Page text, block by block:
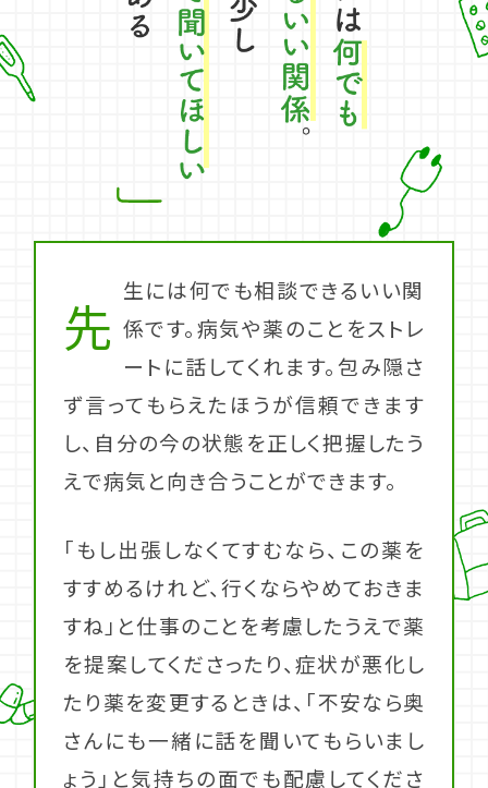
先
生には何でも相談できるいい関
係です。病気や薬のことをストレ
ートに話してくれます。包み隠さ
ず言ってもらえたほうが信頼できます
し、自分の今の状態を正しく把握したう
えで病気と向き合うことができます。
「もし出張しなくてすむなら、この薬を
すすめるけれど、行くならやめておきま
すね」と仕事のことを考慮したうえで薬
を提案してくださったり、症状が悪化し
たり薬を変更するときは、「不安なら奥
さんにも一緒に話を聞いてもらいまし
ょう」と気持ちの面でも配慮してくださ